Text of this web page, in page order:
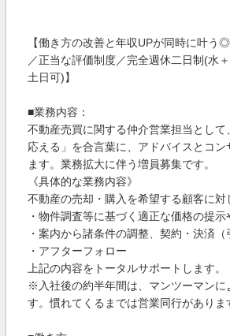
【働き方の改善と年収UPが同時に叶う
／正当な評価制度／完全週休二日制(水
土日可)】
■業務内容：
不動産売買に関する仲介営業担当として
応える」を合言葉に、アドバイスとコ
ます。業務拡大に伴う増員募集です。
《具体的な業務内容》
不動産の売却・購入を希望する顧客に対
・物件調査等に基づく適正な価格の提
・案内から諸条件の調整、契約・決済（
・アフターフォロー
上記の内容をトータルサポートします。
※入社後の約半年間は、マンツーマンに
す。慣れてくるまでは営業同行がありま